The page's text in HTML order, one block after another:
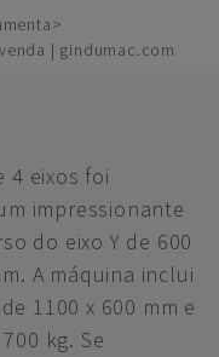
| gindumac.com
4 eixos foi
impressionante
do eixo Y de 600
A máquina inclui
1100 x 600 mm e
kg. Se